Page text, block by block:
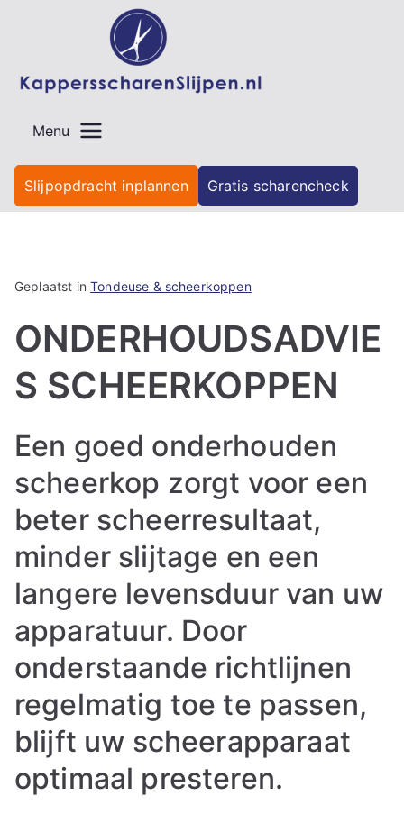
inhoud
Menu
Slijpopdracht inplannen Gratis scharencheck
Geplaatst inTondeuse & scheerkoppen
ONDERHOUDSADVIE
S SCHEERKOPPEN
Een goed onderhouden
scheerkop zorgt voor een
beter scheerresultaat,
minder slijtage en een
langere levensduur van uw
apparatuur. Door
onderstaande richtlijnen
regelmatig toe te passen,
blijft uw scheerapparaat
optimaal presteren.